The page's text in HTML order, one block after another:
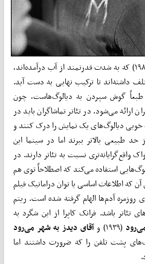
(۱۹۸۰) که به شدت قدرتمند از آب درآمده‌اند،
داشته‌اند تا ترکیب نهایی به دست آید.
گوش سپردن به دیالوگ‌هاست، چون
ارائه می‌شود. در تئاتر تماشاگران باید در
خوبی دیالوگ‌های یک نمایش را درک کنند و
طبیعی بالاتر ببرند اما در سینما این
نسبت به تئاتر دارند. در
استفاده می‌کند که اصطلاحاً توی هم
که اطلاعات اساسی یا توان دراماتیک فیلم
آدم‌ها الهام گرفته شده است. ریتم
تئاتر باشد. فرانک کاپرا از این شگرد به
(۱۹۳۹) و
آقای دیدز به شهر می‌رود
پشت تلفن را که ضرورت داشتند اما